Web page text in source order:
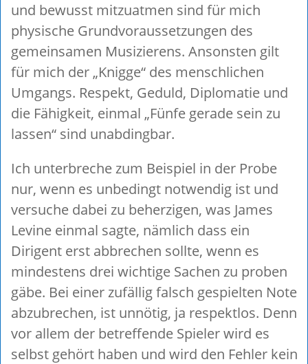
und bewusst mitzuatmen sind für mich
physische Grundvoraussetzungen des
gemeinsamen Musizierens. Ansonsten gilt
für mich der „Knigge“ des menschlichen
Umgangs. Respekt, Geduld, Diplomatie und
die Fähigkeit, einmal „Fünfe gerade sein zu
lassen“ sind unabdingbar.
Ich unterbreche zum Beispiel in der Probe
nur, wenn es unbedingt notwendig ist und
versuche dabei zu beherzigen, was James
Levine einmal sagte, nämlich dass ein
Dirigent erst abbrechen sollte, wenn es
mindestens drei wichtige Sachen zu proben
gäbe. Bei einer zufällig falsch gespielten Note
abzubrechen, ist unnötig, ja respektlos. Denn
vor allem der betreffende Spieler wird es
selbst gehört haben und wird den Fehler kein